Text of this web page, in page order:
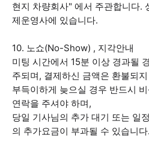
현지 차량회사" 에서 주관합니다.
제운영사에 있습니다.
10. 노쇼(No-Show) , 지각안내
미팅 시간에서 15분 이상 경과될
주되며, 결제하신 금액은 환불되
부득이하게 늦으실 경우 반드시
연락을 주셔야 하며,
당일 기사님의 추가 대기 또는 일
의 추가요금이 부과될 수 있습니다.